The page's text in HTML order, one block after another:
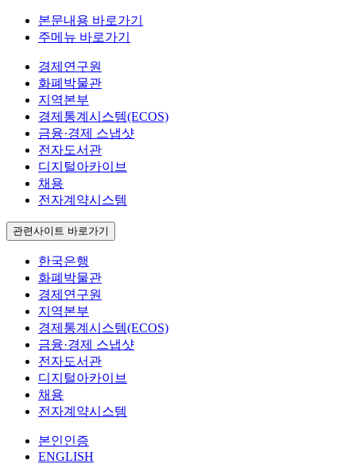
본문내용 바로가기
주메뉴 바로가기
경제연구원
화폐박물관
지역본부
경제통계시스템(ECOS)
금융·경제 스냅샷
전자도서관
디지털아카이브
채용
전자계약시스템
관련사이트 바로가기
한국은행
화폐박물관
경제연구원
지역본부
경제통계시스템(ECOS)
금융·경제 스냅샷
전자도서관
디지털아카이브
채용
전자계약시스템
본인인증
ENGLISH